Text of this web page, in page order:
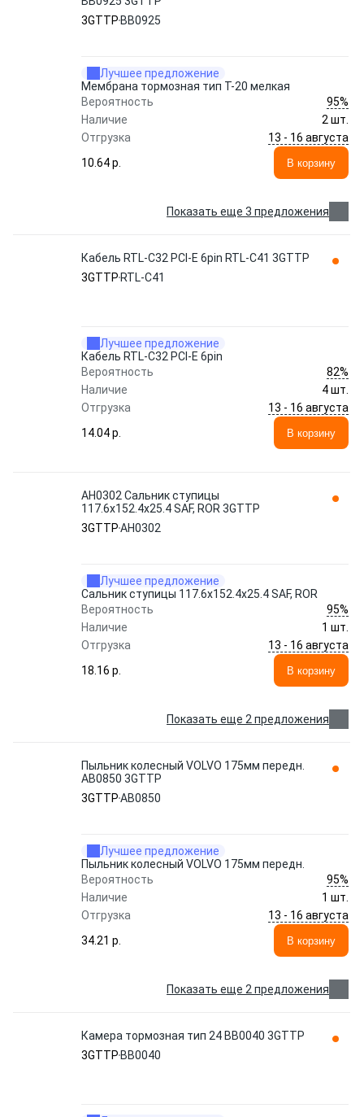
3GTTP BB0925
Лучшее предложение
Мембрана тормозная тип T-20 мелкая
Вероятность
95%
Наличие
2 шт.
Отгрузка
13 - 16 августа
10.64 p.
В корзину
Показать еще 3 предложения
Кабель RTL-C32 PCI-E 6pin RTL-C41 3GTTP
3GTTP RTL-C41
Лучшее предложение
Кабель RTL-C32 PCI-E 6pin
Вероятность
82%
Наличие
4 шт.
Отгрузка
13 - 16 августа
14.04 p.
В корзину
AH0302 Сальник ступицы
117.6x152.4x25.4 SAF, ROR 3GTTP
3GTTPAH0302
Лучшее предложение
Сальник ступицы 117.6x152.4x25.4 SAF, ROR
Вероятность
95%
Наличие
1 шт.
Отгрузка
13 - 16 августа
18.16 p.
В корзину
Показать еще 2 предложения
Пыльник колесный VOLVO 175мм передн.
AB0850 3GTTP
3GTTPAB0850
Лучшее предложение
Пыльник колесный VOLVO 175мм передн.
Вероятность
95%
Наличие
1 шт.
Отгрузка
13 - 16 августа
34.21 p.
В корзину
Показать еще 2 предложения
Камера тормозная тип 24 BB0040 3GTTP
3GTTP BB0040